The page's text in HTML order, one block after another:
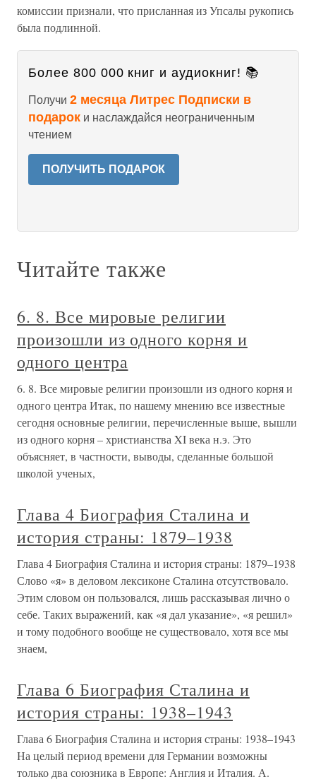
комиссии признали, что присланная из Упсалы рукопись
была подлинной.
Более 800 000 книг и аудиокниг! 📚
Получи 2 месяца Литрес Подписки в
подарок и наслаждайся неограниченным
чтением
ПОЛУЧИТЬ ПОДАРОК
Читайте также
6. 8. Все мировые религии
произошли из одного корня и
одного центра
6. 8. Все мировые религии произошли из одного корня и
одного центра Итак, по нашему мнению все известные
сегодня основные религии, перечисленные выше, вышли
из одного корня – христианства XI века н.э. Это
объясняет, в частности, выводы, сделанные большой
школой ученых,
Глава 4 Биография Сталина и
история страны: 1879–1938
Глава 4 Биография Сталина и история страны: 1879–1938
Слово «я» в деловом лексиконе Сталина отсутствовало.
Этим словом он пользовался, лишь рассказывая лично о
себе. Таких выражений, как «я дал указание», «я решил»
и тому подобного вообще не существовало, хотя все мы
знаем,
Глава 6 Биография Сталина и
история страны: 1938–1943
Глава 6 Биография Сталина и история страны: 1938–1943
На целый период времени для Германии возможны
только два союзника в Европе: Англия и Италия. А.